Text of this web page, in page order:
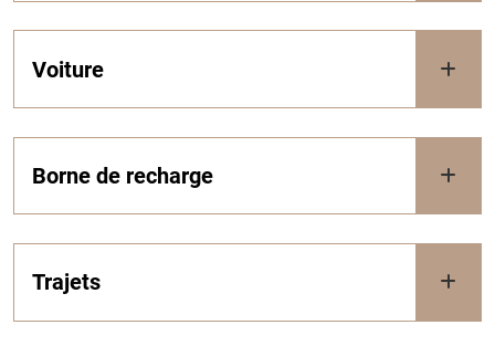
Voiture
Borne de recharge
Trajets